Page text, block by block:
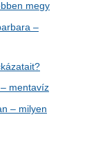
megy
–
mentavíz
– milyen